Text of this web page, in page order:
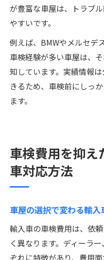
が豊富な車屋は、トラブ
やすいです。
例えば、BMWやメルセデ
車検経験が多い車屋は、
知しています。実績情報
きるため、車検前にしっ
ます。
車検費用を抑え
車対応方法
車屋の選択で変わる輸
輸入車の車検費用は、依
く異なります。ディーラ
ぞれに特徴があり、費用